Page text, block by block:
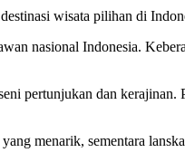
wisata pilihan di
nasional Indonesia.
pertunjukan dan
menarik, sementara